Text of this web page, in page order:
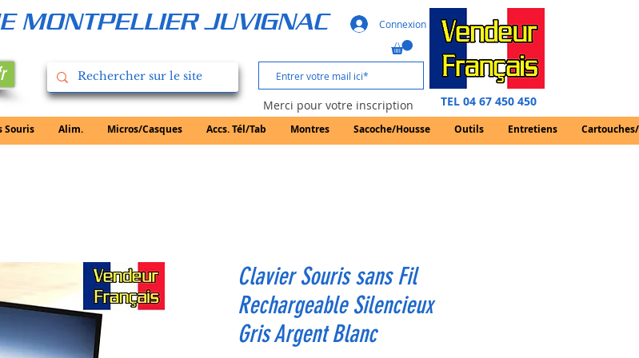
Souris Alim. Micros/Casques Accs. Tél/Tab Montres Sacoche/Housse Outils Entretiens
MONTPELLIER JUVIGNAC
TEL 04 67 450 450
Merci pour votre inscription
Connexion
Clavier Souris sans Fil
Rechargeable Silencieux
Gris Argent Blanc